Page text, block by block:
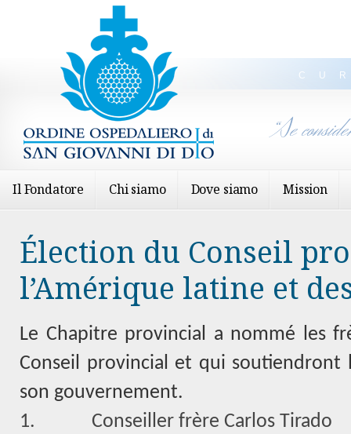
Il Fondatore Chi siamo Dove siamo Mission
“Se
Élection du Conseil
l’Amérique latine et
Le Chapitre provincial a nommé les
Conseil provincial et qui soutiendront
son gouvernement.
1.
Conseiller frère Carlos Tirado